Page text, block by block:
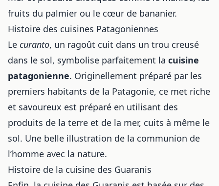
fruits du palmier ou le cœur de bananier.
Histoire des cuisines Patagoniennes
Le curanto, un ragoût cuit dans un trou creusé
dans le sol, symbolise parfaitement la cuisine
patagonienne. Originellement préparé par les
premiers habitants de la Patagonie, ce met riche
et savoureux est préparé en utilisant des
produits de la terre et de la mer, cuits à même le
sol. Une belle illustration de la communion de
l’homme avec la nature.
Histoire de la cuisine des Guaranis